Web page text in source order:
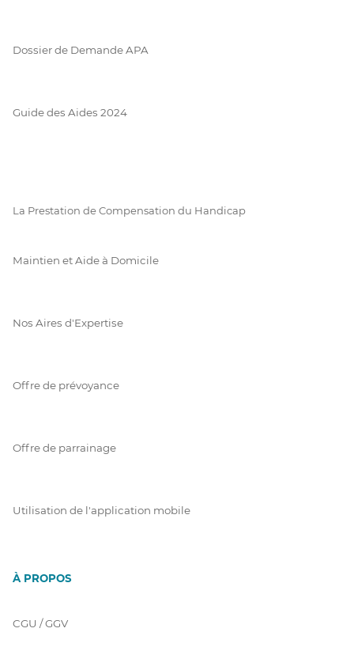
Dossier de Demande APA
Guide des Aides 2024
La Prestation de Compensation du Handicap
Maintien et Aide à Domicile
Nos Aires d'Expertise
Offre de prévoyance
Offre de parrainage
Utilisation de l'application mobile
À PROPOS
CGU / GGV